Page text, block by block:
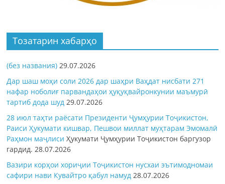
Тозатарин хабарҳо
(без названия) 29.07.2026
Дар шаш моҳи соли 2026 дар шаҳри Ваҳдат нисбати 271
нафар ноболиғ парвандаҳои ҳуқуқвайронкунии маъмурӣ
тартиб дода шуд 29.07.2026
28 июл таҳти раёсати Президенти Ҷумҳурии Тоҷикистон,
Раиси Ҳукумати кишвар, Пешвои миллат муҳтарам Эмомалӣ
Раҳмон маҷлисиҲукумати Ҷумҳурии Тоҷикистон баргузор
гардид.28.07.2026
Вазири корҳои хориҷии Тоҷикистон нусхаи эътимодномаи
сафири нави Кувайтро қабул намуд 28.07.2026